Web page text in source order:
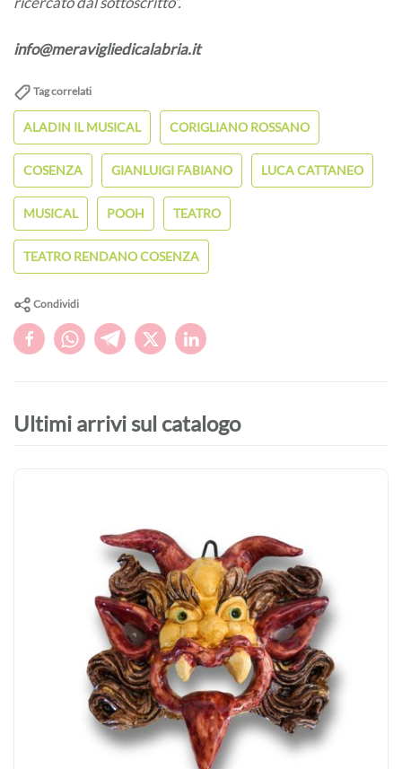
info@meravigliedicalabria.it
Tag correlati
ALADIN IL MUSICAL CORIGLIANO ROSSANO
COSENZA GIANLUIGI FABIANO LUCA CATTANEO
MUSICAL POOH TEATRO
TEATRO RENDANO COSENZA
Condividi
Ultimi arrivi sul catalogo